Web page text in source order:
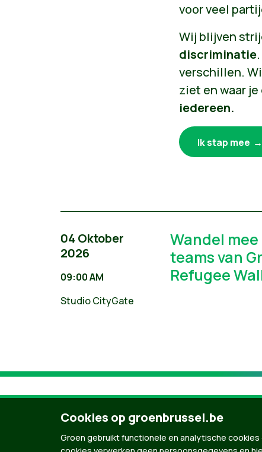
voor veel
Wij blijven
discriminatie
verschillen.
ziet en waar
iedereen.
Ik stap mee
04 Oktober
2026
09:00 AM
Studio CityGate
Wandel
teams van
Refugee
Cookies op groenbrussel.be
Groen gebruikt functionele en analytische